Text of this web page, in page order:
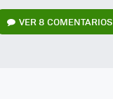
VER8 COMENTARIOS